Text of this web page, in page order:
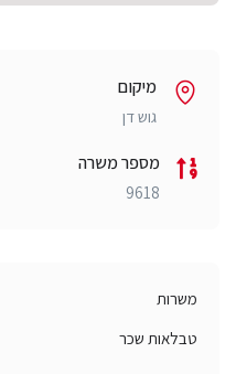
מיקום
גוש דן
מספר משרה
9618
משרות
טבלאות שכר